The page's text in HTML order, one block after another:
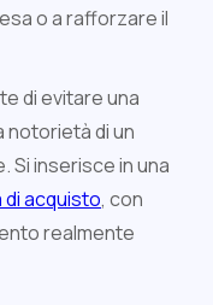
o a rafforzare il
di evitare una
notorietà di un
Si inserisce in una
acquisto, con
realmente